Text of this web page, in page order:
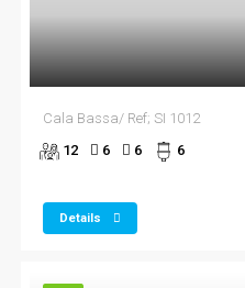
Cala Bassa/ Ref; SI 1012
12
6 6 6
Details